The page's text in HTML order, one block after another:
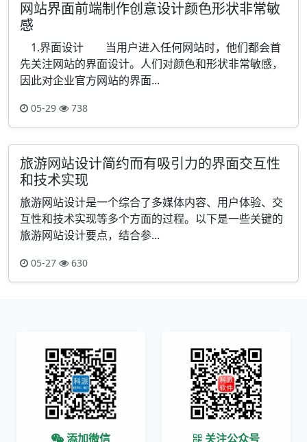
网站界面前端制作创意设计颜色形状非常敏
感
1.界面设计 当用户进入任何网站时，他们都会首
先关注网站的界面设计。人们对颜色和形状非常敏感，
因此对企业官方网站的界面...
05-29 738
旅游网站设计简约而有吸引力的界面交互性
和技术实现
旅游网站设计是一个综合了多媒体内容、用户体验、交
互性和技术实现等多个方面的过程。以下是一些关键的
旅游网站设计要点，结合参...
05-27 630
添加微信 关注公众号